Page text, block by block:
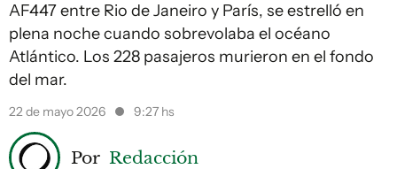
AF447 entre Rio de Janeiro y París, se estrelló en
plena noche cuando sobrevolaba el océano
Atlántico. Los 228 pasajeros murieron en el fondo
del mar.
22 de mayo 2026 9:27 hs
Por Redacción